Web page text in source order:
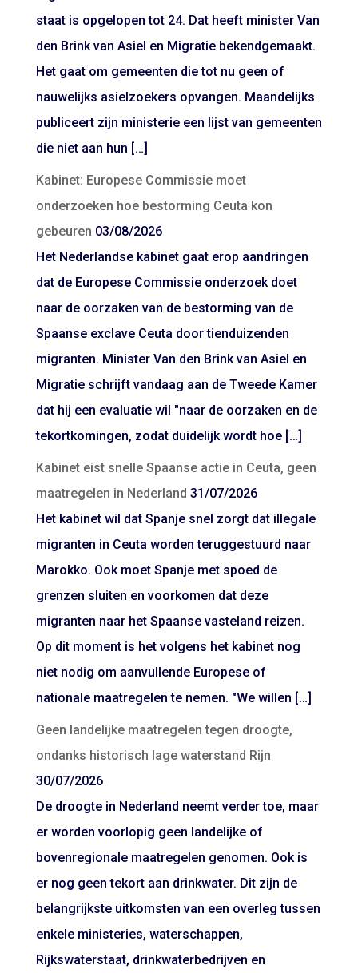
staat is opgelopen tot 24. Dat heeft minister Van
den Brink van Asiel en Migratie bekendgemaakt.
Het gaat om gemeenten die tot nu geen of
nauwelijks asielzoekers opvangen. Maandelijks
publiceert zijn ministerie een lijst van gemeenten
die niet aan hun […]
Kabinet: Europese Commissie moet
onderzoeken hoe bestorming Ceuta kon
gebeuren 03/08/2026
Het Nederlandse kabinet gaat erop aandringen
dat de Europese Commissie onderzoek doet
naar de oorzaken van de bestorming van de
Spaanse exclave Ceuta door tienduizenden
migranten. Minister Van den Brink van Asiel en
Migratie schrijft vandaag aan de Tweede Kamer
dat hij een evaluatie wil "naar de oorzaken en de
tekortkomingen, zodat duidelijk wordt hoe […]
Kabinet eist snelle Spaanse actie in Ceuta, geen
maatregelen in Nederland 31/07/2026
Het kabinet wil dat Spanje snel zorgt dat illegale
migranten in Ceuta worden teruggestuurd naar
Marokko. Ook moet Spanje met spoed de
grenzen sluiten en voorkomen dat deze
migranten naar het Spaanse vasteland reizen.
Op dit moment is het volgens het kabinet nog
niet nodig om aanvullende Europese of
nationale maatregelen te nemen. "We willen […]
Geen landelijke maatregelen tegen droogte,
ondanks historisch lage waterstand Rijn
30/07/2026
De droogte in Nederland neemt verder toe, maar
er worden voorlopig geen landelijke of
bovenregionale maatregelen genomen. Ook is
er nog geen tekort aan drinkwater. Dit zijn de
belangrijkste uitkomsten van een overleg tussen
enkele ministeries, waterschappen,
Rijkswaterstaat, drinkwaterbedrijven en